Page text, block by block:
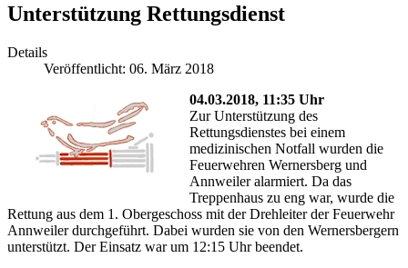
Unterstützung Rettungsdienst
Details
Veröffentlicht: 06. März 2018
04.03.2018, 11:35 Uhr
Zur Unterstützung des
Rettungsdienstes bei einem
medizinischen Notfall wurden die
Feuerwehren Wernersberg und
Annweiler alarmiert. Da das
Treppenhaus zu eng war, wurde die
Rettung aus dem 1. Obergeschoss mit der Drehleiter der Feuerwehr
Annweiler durchgeführt. Dabei wurden sie von den Wernersbergern
unterstützt. Der Einsatz war um 12:15 Uhr beendet.